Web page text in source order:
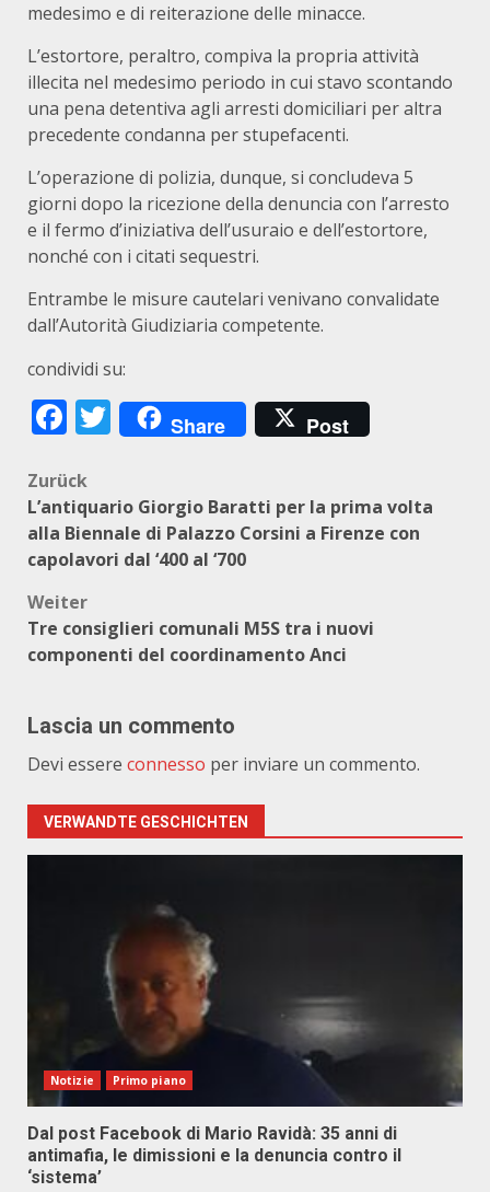
medesimo e di reiterazione delle minacce.
L’estortore, peraltro, compiva la propria attività
illecita nel medesimo periodo in cui stavo scontando
una pena detentiva agli arresti domiciliari per altra
precedente condanna per stupefacenti.
L’operazione di polizia, dunque, si concludeva 5
giorni dopo la ricezione della denuncia con l’arresto
e il fermo d’iniziativa dell’usuraio e dell’estortore,
nonché con i citati sequestri.
Entrambe le misure cautelari venivano convalidate
dall’Autorità Giudiziaria competente.
condividi su:
Facebook
Twitter
Share Post
Beitragsnavigation
Zurück
L’antiquario Giorgio Baratti per la prima volta
alla Biennale di Palazzo Corsini a Firenze con
capolavori dal ‘400 al ‘700
Weiter
Tre consiglieri comunali M5S tra i nuovi
componenti del coordinamento Anci
Lascia un commento
Devi essere connesso per inviare un commento.
VERWANDTE GESCHICHTEN
Notizie Primo piano
Dal post Facebook di Mario Ravidà: 35 anni di
antimafia, le dimissioni e la denuncia contro il
‘sistema’